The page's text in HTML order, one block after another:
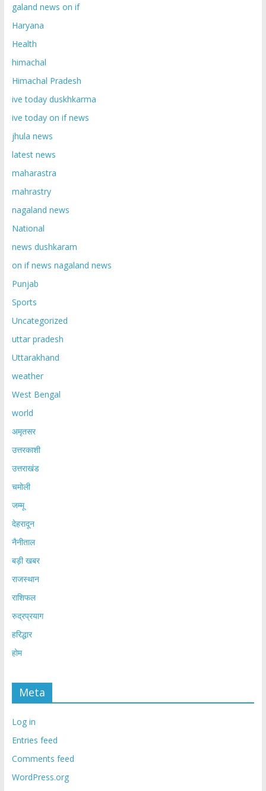
galand news on if
Haryana
Health
himachal
Himachal Pradesh
ive today duskhkarma
ive today on if news
jhula news
latest news
maharastra
mahrastry
nagaland news
National
news dushkaram
on if news nagaland news
Punjab
Sports
Uncategorized
uttar pradesh
Uttarakhand
weather
West Bengal
world
अमृतसर
उत्तरकाशी
उत्तराखंड
चमोली
जम्मू
देहरादून
नैनीताल
बड़ी खबर
राजस्थान
राशिफल
रुद्रप्रयाग
हरिद्धार
होम
Meta
Log in
Entries feed
Comments feed
WordPress.org